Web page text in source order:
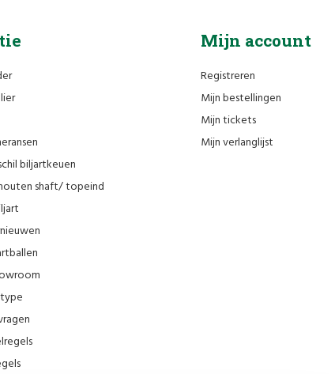
biljartkeuen
shaft/ topeind
Mijn account
Registreren
Mijn bestellingen
Mijn tickets
Mijn verlanglijst